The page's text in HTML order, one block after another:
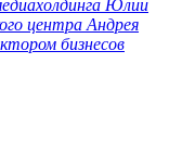
Юлии
центра Андрея
бизнесов